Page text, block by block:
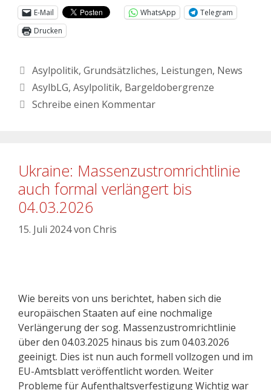
E-Mail
WhatsApp
Telegram
Drucken
Asylpolitik, Grundsätzliches, Leistungen, News
AsylbLG, Asylpolitik, Bargeldobergrenze
Schreibe einen Kommentar
Ukraine: Massenzustromrichtlinie
auch formal verlängert bis
04.03.2026
15. Juli 2024von Chris
Wie bereits von uns berichtet, haben sich die
europäischen Staaten auf eine nochmalige
Verlängerung der sog. Massenzustromrichtlinie
über den 04.03.2025 hinaus bis zum 04.03.2026
geeinigt. Dies ist nun auch formell vollzogen und im
EU-Amtsblatt veröffentlicht worden. Weiter
Probleme für Aufenthaltsverfestigung Wichtig war